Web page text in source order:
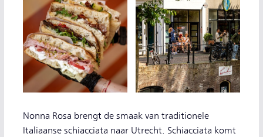
Nonna Rosa brengt de smaak van traditionele
Italiaanse schiacciata naar Utrecht. Schiacciata komt